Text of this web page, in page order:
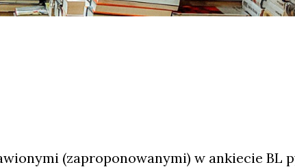
(zapro­po­no­wa­ny­mi) w ankie­cie BL